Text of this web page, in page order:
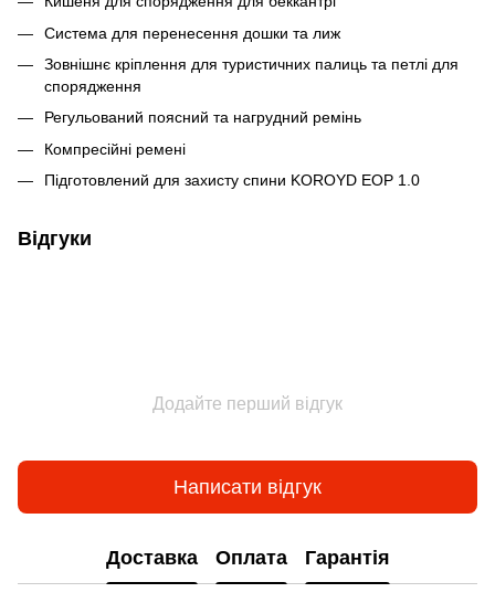
Система для перенесення дошки та лиж
Зовнішнє кріплення для туристичних палиць та петлі для
спорядження
Регульований поясний та нагрудний ремінь
Компресійні ремені
Підготовлений для захисту спини KOROYD EOP 1.0
Відгуки
Додайте перший відгук
Написати відгук
Доставка Оплата Гарантія